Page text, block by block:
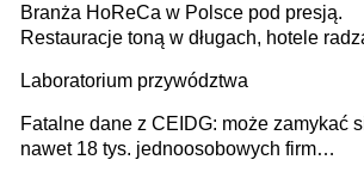
Branża HoReCa w Polsce pod presją.
Restauracje toną w długach, hotele
Laboratorium przywództwa
Fatalne dane z CEIDG: może zamykać
nawet 18 tys. jednoosobowych firm